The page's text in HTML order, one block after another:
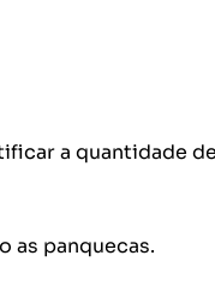
a quantidade
as panquecas.